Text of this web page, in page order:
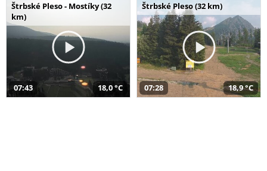
Štrbské Pleso - Mostíky (32
km)
07:43 18,0 °C
Štrbské Pleso (32 km)
07:28 18,9 °C